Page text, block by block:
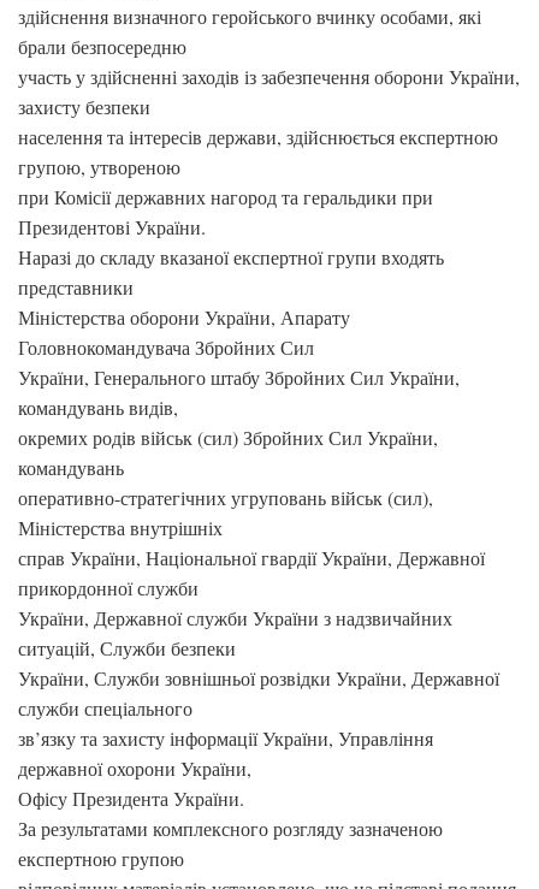
здійснення визначного геройського вчинку особами, які
брали безпосередню
участь у здійсненні заходів із забезпечення оборони України,
захисту безпеки
населення та інтересів держави, здійснюється експертною
групою, утвореною
при Комісії державних нагород та геральдики при
Президентові України.
Наразі до складу вказаної експертної групи входять
представники
Міністерства оборони України, Апарату
Головнокомандувача Збройних Сил
України, Генерального штабу Збройних Сил України,
командувань видів,
окремих родів військ (сил) Збройних Сил України,
командувань
оперативно-стратегічних угруповань військ (сил),
Міністерства внутрішніх
справ України, Національної гвардії України, Державної
прикордонної служби
України, Державної служби України з надзвичайних
ситуацій, Служби безпеки
України, Служби зовнішньої розвідки України, Державної
служби спеціального
зв’язку та захисту інформації України, Управління
державної охорони України,
Офісу Президента України.
За результатами комплексного розгляду зазначеною
експертною групою